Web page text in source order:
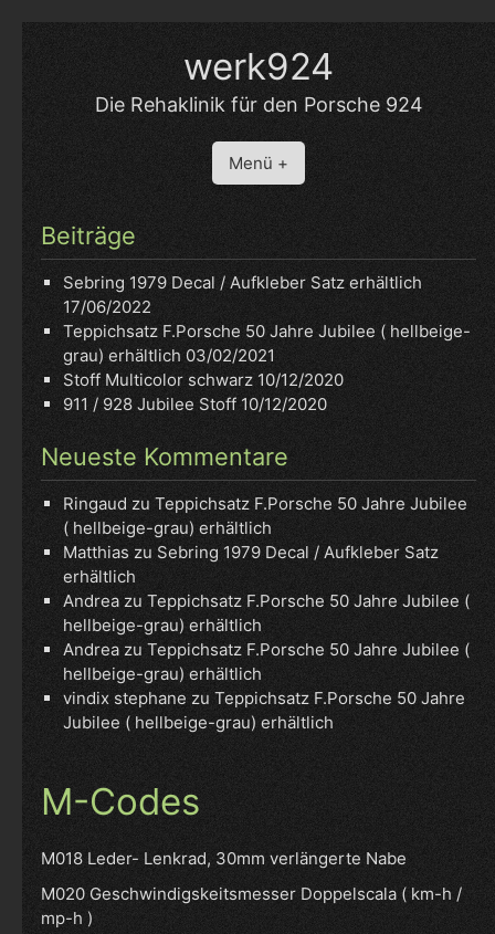
werk924
Die Rehaklinik für den Porsche 924
Menü +
Beiträge
Sebring 1979 Decal / Aufkleber Satz erhältlich
17/06/2022
Teppichsatz F.Porsche 50 Jahre Jubilee ( hellbeige-
grau) erhältlich 03/02/2021
Stoff Multicolor schwarz 10/12/2020
911 / 928 Jubilee Stoff 10/12/2020
Neueste Kommentare
Ringaud zuTeppichsatz F.Porsche 50 Jahre Jubilee
( hellbeige-grau) erhältlich
Matthias zu Sebring 1979 Decal / Aufkleber Satz
erhältlich
Andrea zuTeppichsatz F.Porsche 50 Jahre Jubilee (
hellbeige-grau) erhältlich
Andrea zuTeppichsatz F.Porsche 50 Jahre Jubilee (
hellbeige-grau) erhältlich
vindix stephane zuTeppichsatz F.Porsche 50 Jahre
Jubilee ( hellbeige-grau) erhältlich
M-Codes
M018 Leder- Lenkrad, 30mm verlängerte Nabe
M020 Geschwindigskeitsmesser Doppelscala ( km-h /
mp-h )